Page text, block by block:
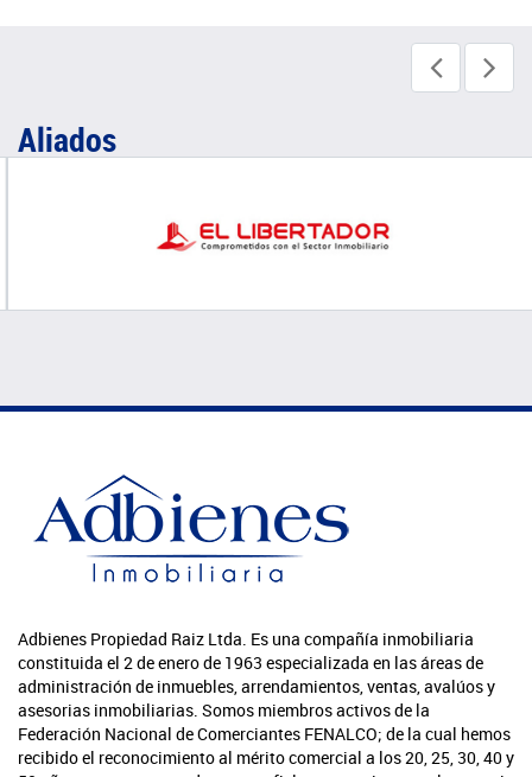
Aliados
Adbienes Propiedad Raiz Ltda. Es una compañía inmobiliaria
constituida el 2 de enero de 1963 especializada en las áreas de
administración de inmuebles, arrendamientos, ventas, avalúos y
asesorias inmobiliarias. Somos miembros activos de la
Federación Nacional de Comerciantes FENALCO; de la cual hemos
recibido el reconocimiento al mérito comercial a los 20, 25, 30, 40 y